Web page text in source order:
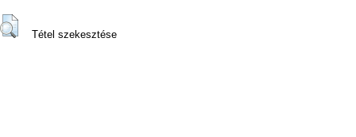
Tétel szekesztése